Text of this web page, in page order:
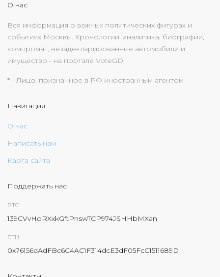
О нас
Вся информация о важных политических фигурах и
событиях Москвы. Хронологии, аналитика, биографии,
компромат, незадекларированные автомобили и
имущество - на портале VoteGD
* - Лицо, признанное в РФ иностранным агентом
Навигация
О нас
Написать нам
Карта сайта
Поддержать нас
BTC
139CVvHoRXxkGftPnswTCP974JSHHbMXan
ETH
0x76156dAdFBc6C4AC1F314dcE3dF05FcC1511689D